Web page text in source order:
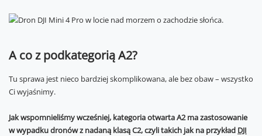
A co z podkategorią A2?
Tu sprawa jest nieco bardziej skomplikowana, ale bez obaw – wszystko
Ci wyjaśnimy.
Jak wspomnieliśmy wcześniej, kategoria otwarta A2 ma zastosowanie
w wypadku dronów z nadaną klasą C2, czyli takich jak na przykład DJI